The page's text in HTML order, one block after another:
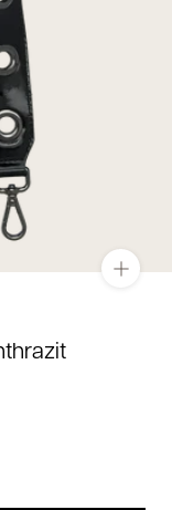
Zoom